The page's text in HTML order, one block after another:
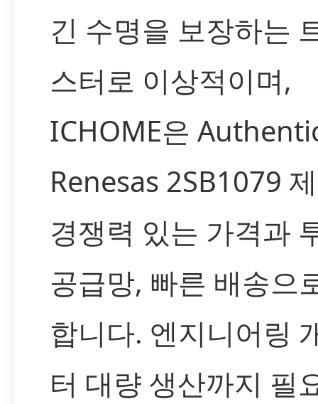
긴 수명을 보장하는
스터로 이상적이며,
ICHOME은
Renesas 2SB1079
경쟁력 있는 가격과
공급망, 빠른 배송으
합니다. 엔지니어링
터 대량 생산까지 필